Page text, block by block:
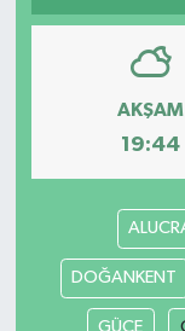
AKŞAM
19:44
DOĞANKENT
GÜCE